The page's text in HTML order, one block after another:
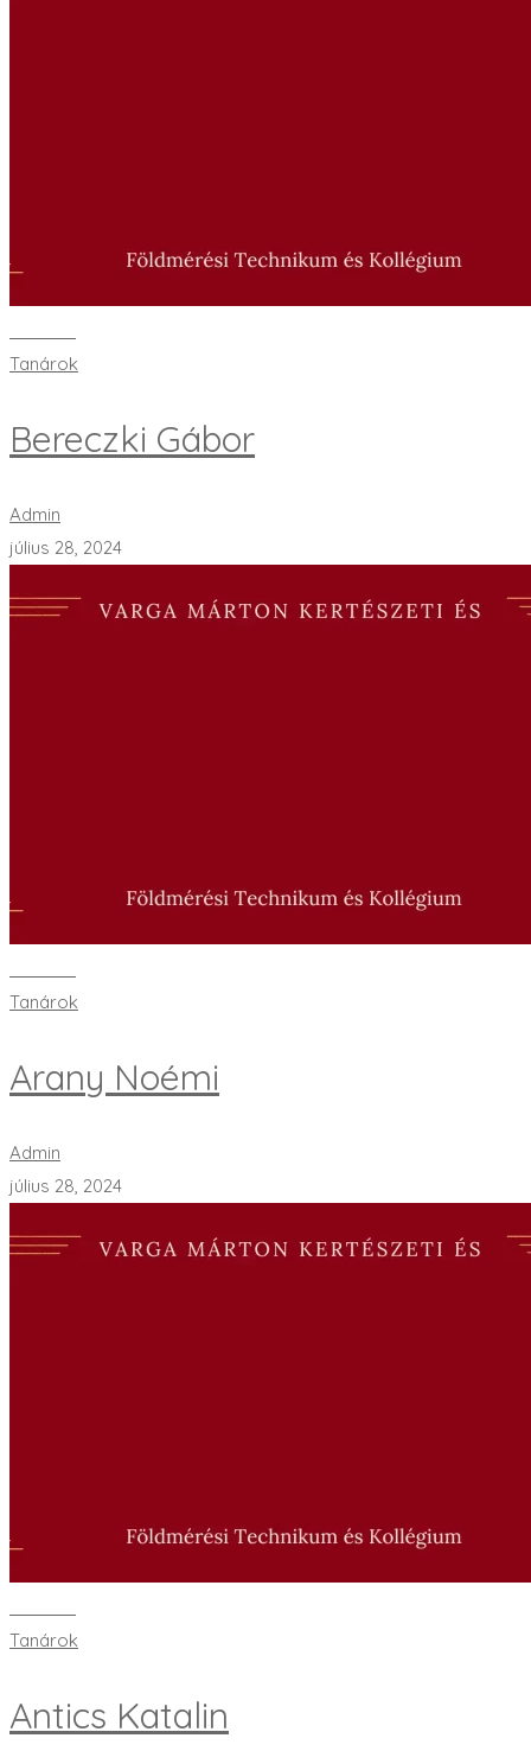
Tanárok
Bereczki Gábor
Admin
július 28, 2024
Tanárok
Arany Noémi
Admin
július 28, 2024
Tanárok
Antics Katalin